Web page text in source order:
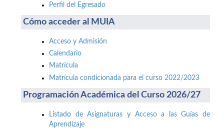
Perfil del Egresado
Cómo acceder al MUIA
Acceso y Admisión
Calendario
Matrícula
Matrícula condicionada para el curso 2022/2023
Programación Académica del Curso 2026/27
Listado de Asignaturas y Acceso a las Guías de
Aprendizaje